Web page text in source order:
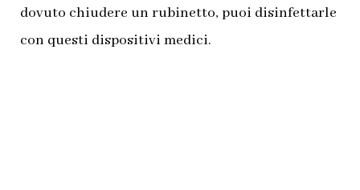
dovuto chiudere un rubinetto, puoi disinfettarle
con questi dispositivi medici.